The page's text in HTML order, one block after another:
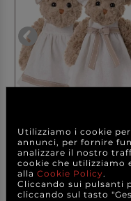
e cerchietto...
Utilizziamo i cookie
annunci, per fornire
analizzare il nostro
cookie che utilizziamo
alla Cookie Policy.
Cliccando sui pulsanti
cliccando sul tasto